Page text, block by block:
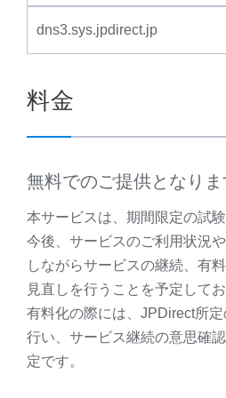
dns3.sys.jpdirect.jp
料金
無料でのご提供となりま
本サービスは、期間限定の試験
今後、サービスのご利用状況
しながらサービスの継続、有
見直しを行うことを予定してお
有料化の際には、JPDirect所
行い、サービス継続の意思確
定です。